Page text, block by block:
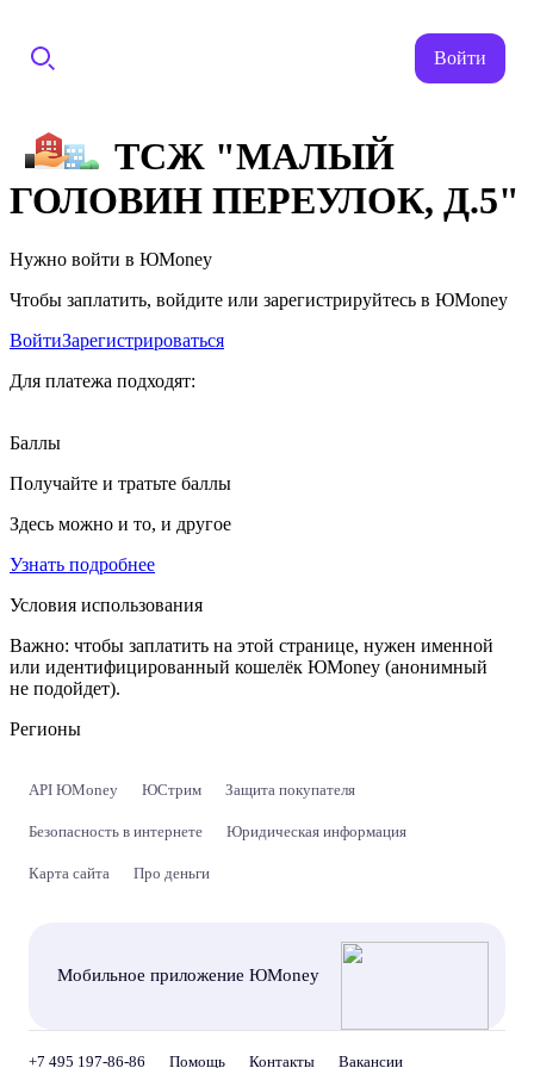
Войти
ТСЖ "МАЛЫЙ
ГОЛОВИН ПЕРЕУЛОК, Д.5"
Нужно войти в ЮMoney
Чтобы заплатить, войдите или зарегистрируйтесь в ЮMoney
ВойтиЗарегистрироваться
Для платежа подходят:
Баллы
Получайте и тратьте баллы
Здесь можно и то, и другое
Узнать подробнее
Условия использования
Важно: чтобы заплатить на этой странице, нужен именной
или идентифицированный кошелёк ЮMoney (анонимный
не подойдет).
Регионы
API ЮMoney ЮСтрим Защита покупателя
Безопасность в интернете Юридическая информация
Карта сайта Про деньги
Мобильное приложение ЮMoney
+7 495 197-86-86 Помощь Контакты Вакансии